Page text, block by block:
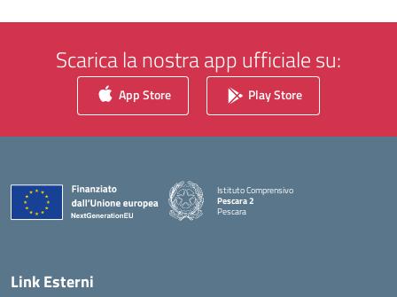
Scarica la nostra app ufficiale su:
App Store Play Store
Istituto Comprensivo
Pescara 2
Pescara
Link Esterni